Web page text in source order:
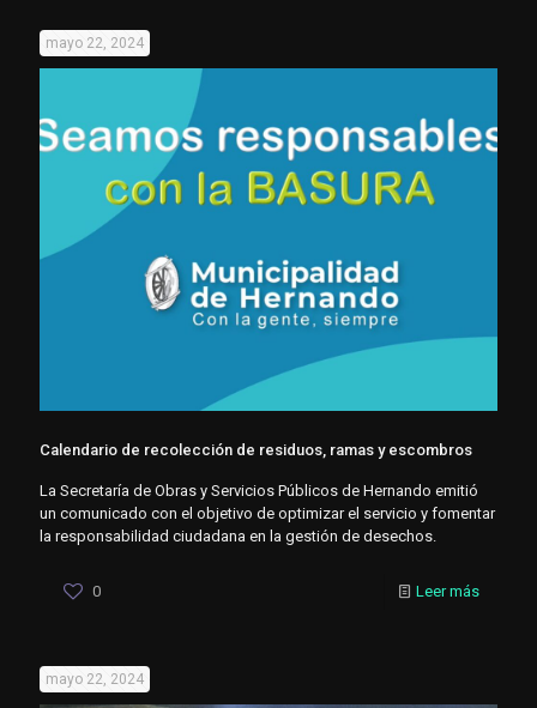
mayo 22, 2024
Calendario de recolección de residuos, ramas y escombros
La Secretaría de Obras y Servicios Públicos de Hernando emitió
un comunicado con el objetivo de optimizar el servicio y fomentar
la responsabilidad ciudadana en la gestión de desechos.
0 Leer más
mayo 22, 2024